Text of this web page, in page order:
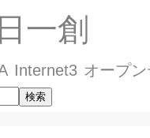
一創
Internet3 オープ